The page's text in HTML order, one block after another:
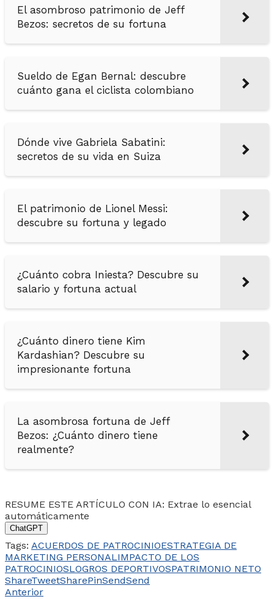
El asombroso patrimonio de Jeff
Bezos: secretos de su fortuna
Sueldo de Egan Bernal: descubre
cuánto gana el ciclista colombiano
Dónde vive Gabriela Sabatini:
secretos de su vida en Suiza
El patrimonio de Lionel Messi:
descubre su fortuna y legado
¿Cuánto cobra Iniesta? Descubre su
salario y fortuna actual
¿Cuánto dinero tiene Kim
Kardashian? Descubre su
impresionante fortuna
La asombrosa fortuna de Jeff
Bezos: ¿Cuánto dinero tiene
realmente?
RESUME ESTE ARTÍCULO CON IA: Extrae lo esencial
automáticamente
ChatGPT
Tags: ACUERDOS DE PATROCINIOESTRATEGIA DE
MARKETING PERSONALIMPACTO DE LOS
PATROCINIOSLOGROS DEPORTIVOSPATRIMONIO NETO
ShareTweetSharePinSendSend
Anterior